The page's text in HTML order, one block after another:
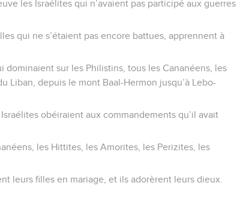
les Israélites qui n’avaient pas participé aux guerres
qui ne s’étaient pas encore battues, apprennent à
dominaient sur les Philistins, tous les Cananéens, les
Liban, depuis le mont Baal-Hermon jusqu’à Lebo-
obéiraient aux commandements qu’il avait
les Hittites, les Amorites, les Perizites, les
leurs filles en mariage, et ils adorèrent leurs dieux.